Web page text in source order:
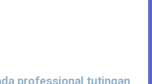
professional tutingan